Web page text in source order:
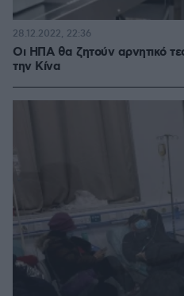
Οι ΗΠΑ θα ζητούν αρνητικό
την Κίνα
28.12.2022, 22:36